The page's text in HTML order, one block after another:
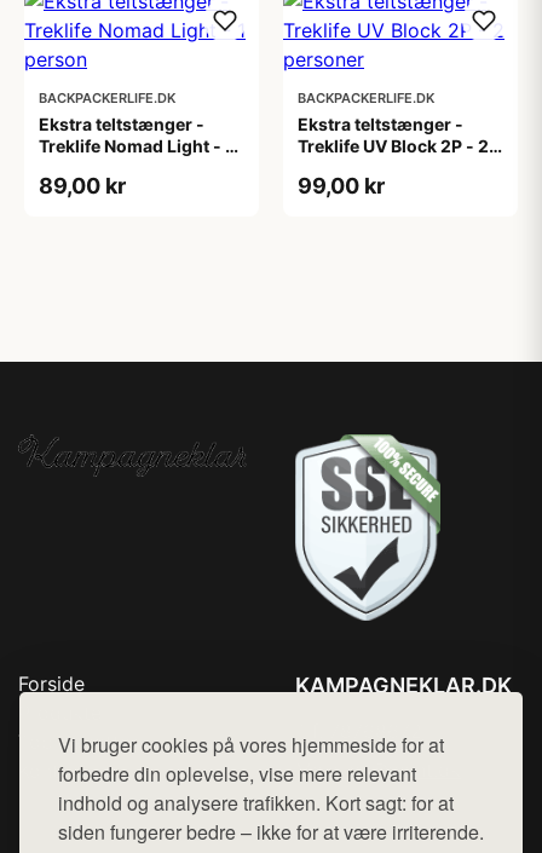
Vi bruger cookies på vores hjemmeside for at
forbedre din oplevelse, vise mere relevant
indhold og analysere trafikken. Kort sagt: for at
siden fungerer bedre – ikke for at være irriterende.
BACKPACKERLIFE.DK
Ekstra teltstænger -
Treklife Nomad Light - 1
89,00 kr
BACKPACKERLIFE.DK
Ekstra teltstænger -
Treklife UV Block 2P - 2
99,00 kr
Forside
Top Rabatter
Kontakt
KAMPAGNEKLAR.DK
Mail: hej@want.dk
Cookie- og privatlivspolitik